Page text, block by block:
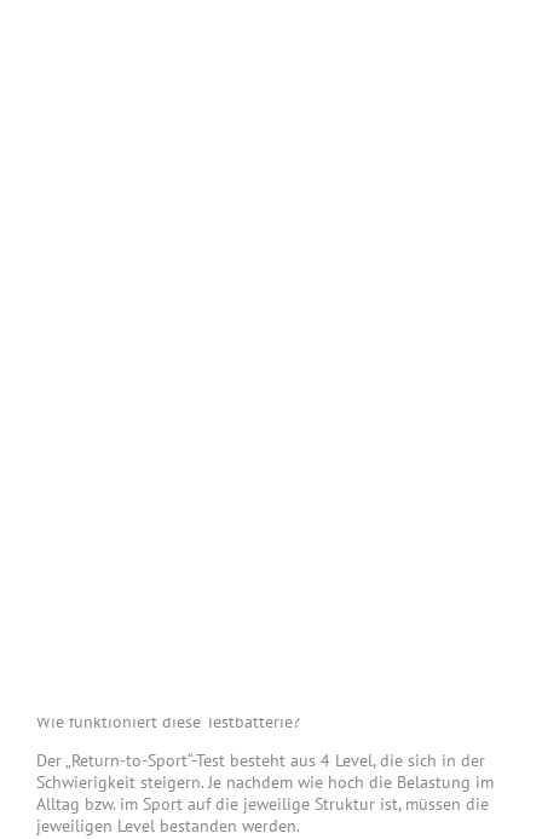
Wie funktioniert diese Testbatterie?
Der „Return-to-Sport“-Test besteht aus 4 Level, die sich in der
Schwierigkeit steigern. Je nachdem wie hoch die Belastung im
Alltag bzw. im Sport auf die jeweilige Struktur ist, müssen die
jeweiligen Level bestanden werden.